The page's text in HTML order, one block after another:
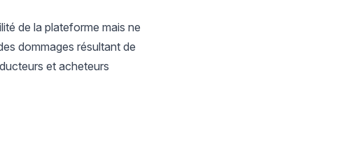
de la plateforme mais ne
dommages résultant de
et acheteurs